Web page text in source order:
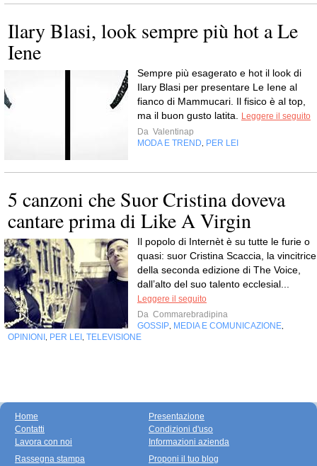
Ilary Blasi, look sempre più hot a Le
Iene
Sempre più esagerato e hot il look di
Ilary Blasi per presentare Le Iene al
fianco di Mammucari. Il fisico è al top,
ma il buon gusto latita.
Leggere il seguito
Da Valentinap
MODA E TREND
PER LEI
5 canzoni che Suor Cristina doveva
cantare prima di Like A Virgin
Il popolo di Internèt è su tutte le furie o
quasi: suor Cristina Scaccia, la vincitrice
della seconda edizione di The Voice,
dall’alto del suo talento ecclesial...
Leggere il seguito
Da Commarebradipina
GOSSIP MEDIA E COMUNICAZIONE
OPINIONI PER LEI TELEVISIONE
Home
Contatti
Lavora con noi
Presentazione
Condizioni d'uso
Informazioni azienda
Rassegna stampa
Proponi il tuo blog